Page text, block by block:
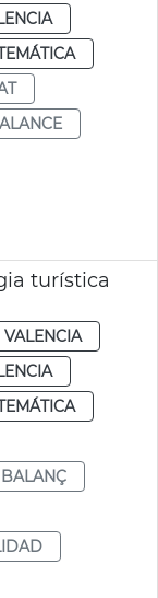
turística
VALENCIA
BALANÇ